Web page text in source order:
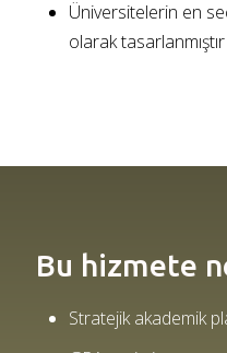
Üniversitelerin en
olarak tasarlanmıştır
Bu hizmete
Stratejik akademik